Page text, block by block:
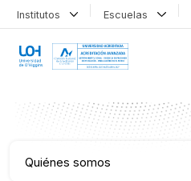
Institutos Escuelas
Quiénes somos